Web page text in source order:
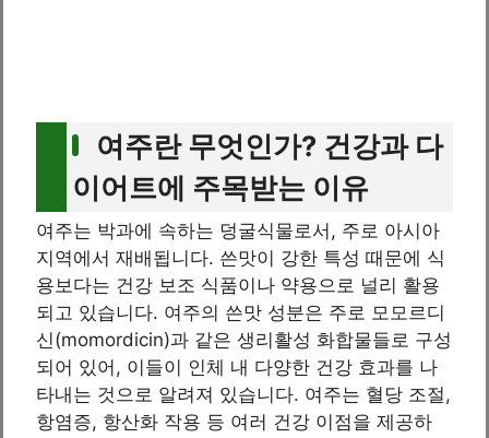
여주란 무엇인가? 건강과 다
이어트에 주목받는 이유
여주는 박과에 속하는 덩굴식물로서, 주로 아시아
지역에서 재배됩니다. 쓴맛이 강한 특성 때문에 식
용보다는 건강 보조 식품이나 약용으로 널리 활용
되고 있습니다. 여주의 쓴맛 성분은 주로 모모르디
신(momordicin)과 같은 생리활성 화합물들로 구성
되어 있어, 이들이 인체 내 다양한 건강 효과를 나
타내는 것으로 알려져 있습니다. 여주는 혈당 조절,
항염증, 항산화 작용 등 여러 건강 이점을 제공하